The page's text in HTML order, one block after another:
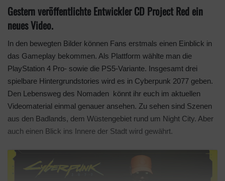
Gestern veröffentlichte Entwickler CD Project Red ein
neues Video.
In den bewegten Bilder können Fans erstmals einen Einblick in
das Gameplay bekommen. Als Plattform wählte man die
PlayStation 4 Pro- sowie die PS5-Variante. Insgesamt drei
spielbare Hintergrundstories wird es in Cyberpunk 2077 geben.
Den Lebensweg des Nomaden könnt ihr euch im aktuellen
Videomaterial einmal genauer ansehen. Zu sehen sind Szenen
aus den Badlands, dem Wüstengebiet rund um Night City. Aber
auch einen Blick ins Innere der Stadt wird gewährt.